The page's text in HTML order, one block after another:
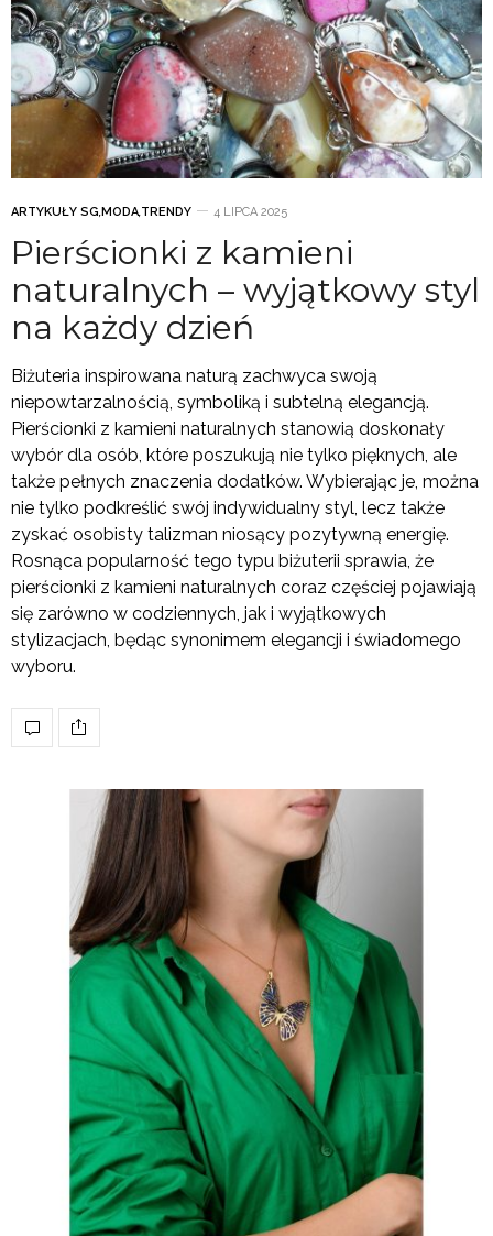
ARTYKUŁY SG,MODA,TRENDY 4 LIPCA 2025
Pierścionki z kamieni
naturalnych – wyjątkowy styl
na każdy dzień
Biżuteria inspirowana naturą zachwyca swoją
niepowtarzalnością, symboliką i subtelną elegancją.
Pierścionki z kamieni naturalnych stanowią doskonały
wybór dla osób, które poszukują nie tylko pięknych, ale
także pełnych znaczenia dodatków. Wybierając je, można
nie tylko podkreślić swój indywidualny styl, lecz także
zyskać osobisty talizman niosący pozytywną energię.
Rosnąca popularność tego typu biżuterii sprawia, że
pierścionki z kamieni naturalnych coraz częściej pojawiają
się zarówno w codziennych, jak i wyjątkowych
stylizacjach, będąc synonimem elegancji i świadomego
wyboru.